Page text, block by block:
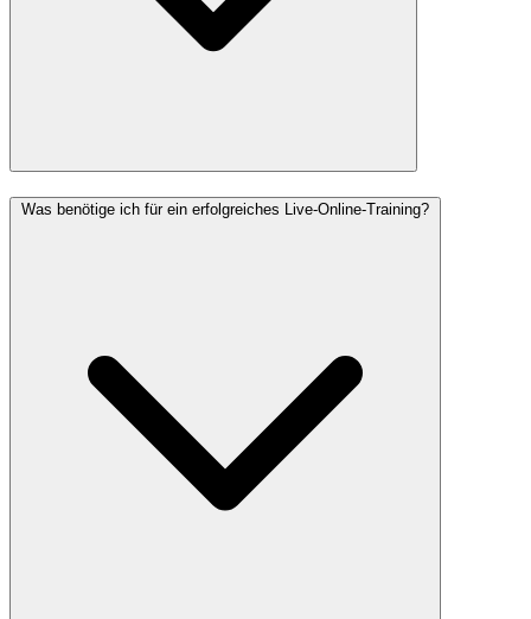
Was benötige ich für ein erfolgreiches Live-Online-Training?